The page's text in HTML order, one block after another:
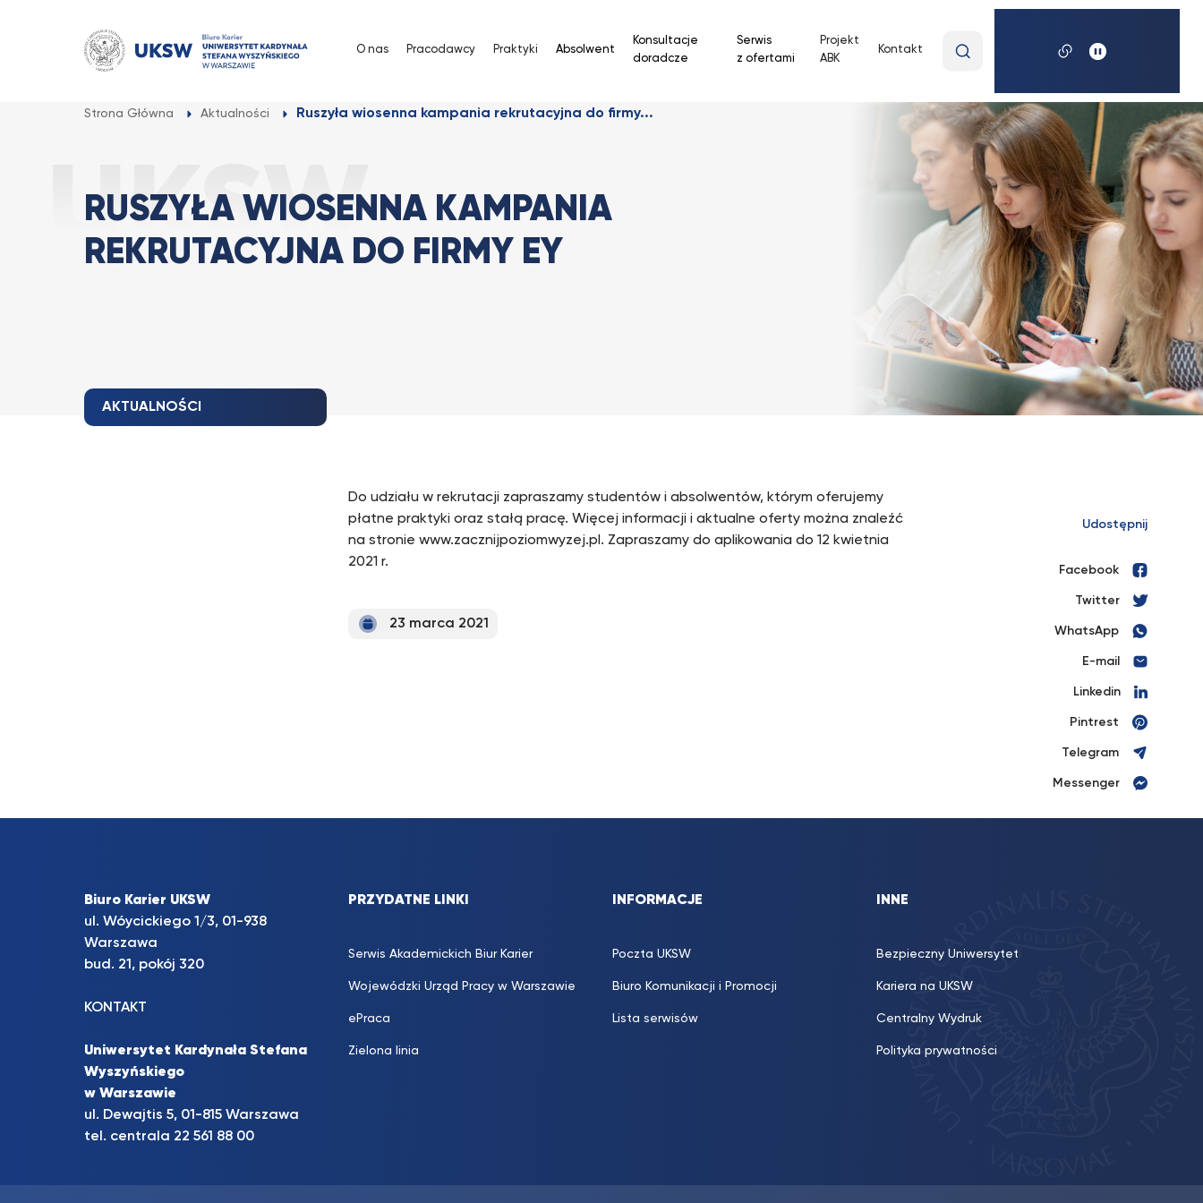
O nas Pracodawcy Praktyki Absolwent
Konsultacje
doradcze
Serwis
z ofertami
Projekt
ABK
Kontakt
wyszukiwaną
Strona Główna Aktualności Ruszyła wiosenna kampania rekrutacyjna do firmy...
RUSZYŁA WIOSENNA KAMPANIA
REKRUTACYJNA DO FIRMY EY
AKTUALNOŚCI
Do udziału w rekrutacji zapraszamy studentów i absolwentów, którym oferujemy
płatne praktyki oraz stałą pracę. Więcej informacji i aktualne oferty można znaleźć
na stronie www.zacznijpoziomwyzej.pl. Zapraszamy do aplikowania do 12 kwietnia
2021 r.
23 marca 2021
Udostępnij
Facebook
Twitter
WhatsApp
E-mail
Linkedin
Pintrest
Telegram
Messenger
Biuro Karier UKSW
ul. Wóycickiego 1/3, 01-938
Warszawa
bud. 21, pokój 320
KONTAKT
Uniwersytet Kardynała Stefana
Wyszyńskiego
w Warszawie
ul. Dewajtis 5, 01-815 Warszawa
tel. centrala 22 561 88 00
PRZYDATNE LINKI
Serwis Akademickich Biur Karier
Wojewódzki Urząd Pracy w Warszawie
ePraca
Zielona linia
INFORMACJE
Poczta UKSW
Biuro Komunikacji i Promocji
Lista serwisów
INNE
Bezpieczny Uniwersytet
Kariera na UKSW
Centralny Wydruk
Polityka prywatności